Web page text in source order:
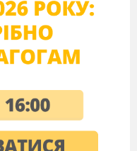
групи, які
стрічки
пройти 4
2-3 учні